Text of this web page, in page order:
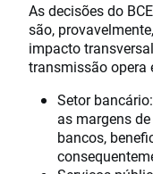
As decisões do
são,
impacto
transmissão opera
Setor
as margens
bancos,